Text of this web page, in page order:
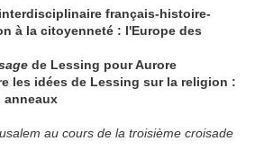
français-histoire-
à la citoyenneté : l'Europe des
de Lessing pour Aurore
les idées de Lessing sur la religion :
anneaux
au cours de la troisième croisade